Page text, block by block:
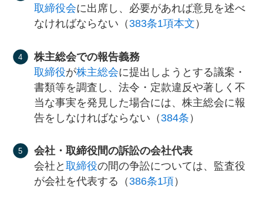
取締役会に出席し、必要があれば意見を述べ
なければならない（ 383条1項本文 ）
株主総会での報告義務
取締役が株主総会に提出しようとする議案・
書類等を調査し、法令・定款違反や著しく不
当な事実を発見した場合には、株主総会に報
告をしなければならない（ 384条 ）
会社・取締役間の訴訟の会社代表
会社と取締役の間の争訟については、監査役
が会社を代表する（ 386条1項）